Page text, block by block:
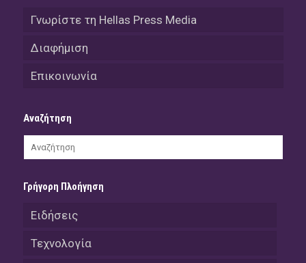
Γνωρίστε τη Hellas Press Media
Διαφήμιση
Επικοινωνία
Αναζήτηση
Γρήγορη Πλοήγηση
Ειδήσεις
Τεχνολογία